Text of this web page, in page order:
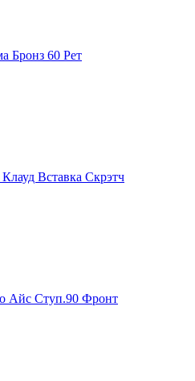
Бронз 60 Рет
Вставка Скрэтч
Айс Ступ.90 Фронт